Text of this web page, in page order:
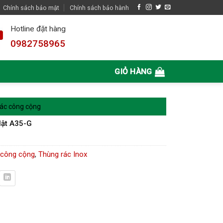
Chính sách bảo mật Chính sách bảo hành
Hotline đặt hàng
0982758965
GIỎ HÀNG
công cộng
A35-G
cộng,Thùng rác Inox